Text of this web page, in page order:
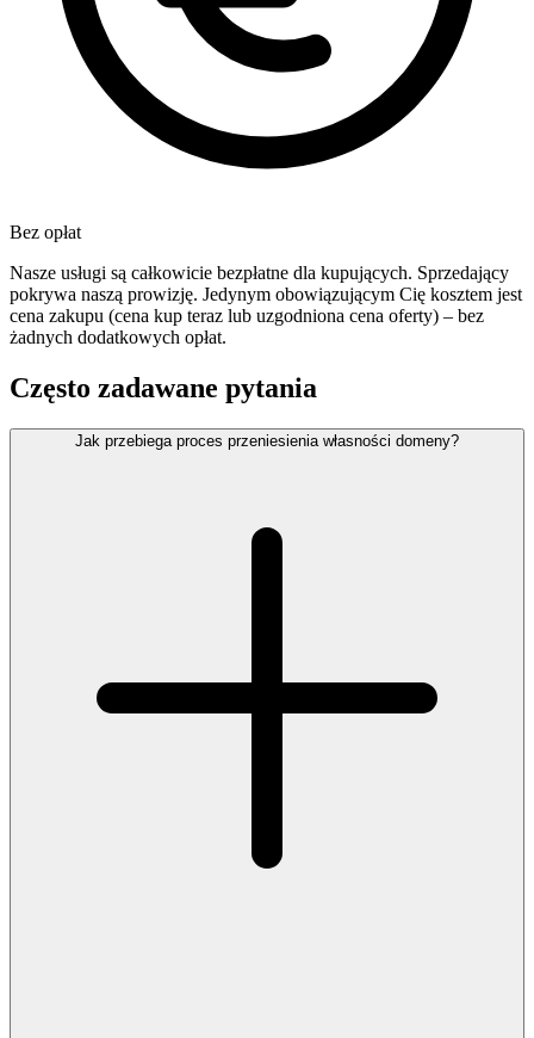
Bez opłat
Nasze usługi są całkowicie bezpłatne dla kupujących. Sprzedający
pokrywa naszą prowizję. Jedynym obowiązującym Cię kosztem jest
cena zakupu (cena kup teraz lub uzgodniona cena oferty) – bez
żadnych dodatkowych opłat.
Często zadawane pytania
Jak przebiega proces przeniesienia własności domeny?